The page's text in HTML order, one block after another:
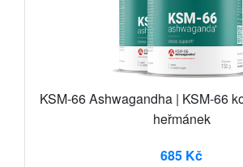
KSM-66 Ashwagandha | KSM-66
heřmánek
685 Kč